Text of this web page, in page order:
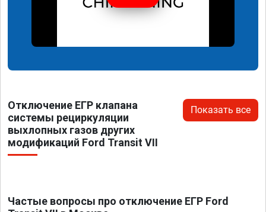
Отключение ЕГР клапана
системы рециркуляции
выхлопных газов других
модификаций Ford Transit VII
Показать все
Частые вопросы про отключение ЕГР Ford